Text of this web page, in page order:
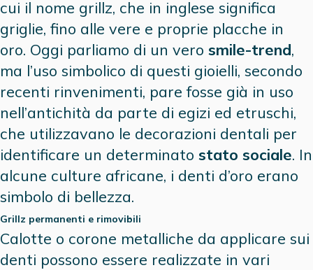
cui il nome grillz, che in inglese significa
griglie, fino alle vere e proprie placche in
oro. Oggi parliamo di un vero smile-trend,
ma l’uso simbolico di questi gioielli, secondo
recenti rinvenimenti, pare fosse già in uso
nell’antichità da parte di egizi ed etruschi,
che utilizzavano le decorazioni dentali per
identificare un determinato stato sociale. In
alcune culture africane, i denti d’oro erano
simbolo di bellezza.
Grillz permanenti e rimovibili
Calotte o corone metalliche da applicare sui
denti possono essere realizzate in vari